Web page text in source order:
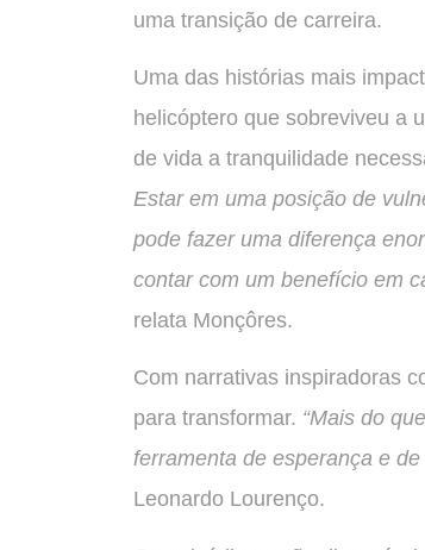
uma transição de carreira.
Uma das histórias mais
helicóptero que sobreviveu a
de vida a tranquilidade
Estar em uma posição de
pode fazer uma diferença
contar com um benefício em
relata Monçôres.
Com narrativas inspiradoras
para transformar. “Mais do
ferramenta de esperança e
Leonardo Lourenço.